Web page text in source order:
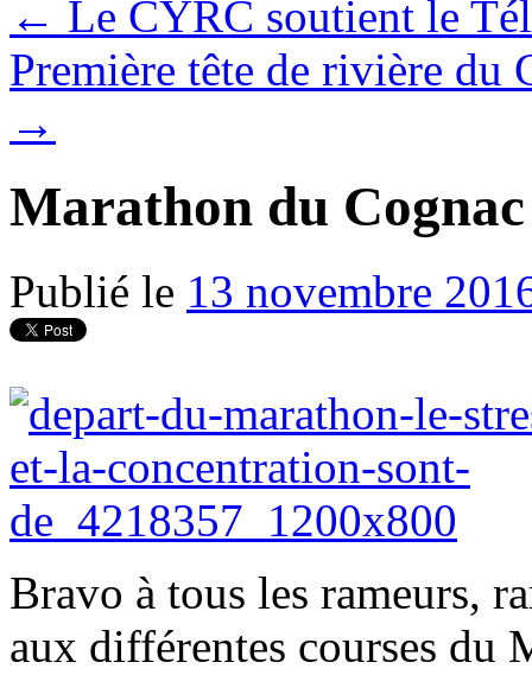
← Le CYRC soutient le
Première tête de rivière du
→
Marathon du Cognac
Publié le 13 novembre
Bravo à tous les rameurs,
aux différentes courses du